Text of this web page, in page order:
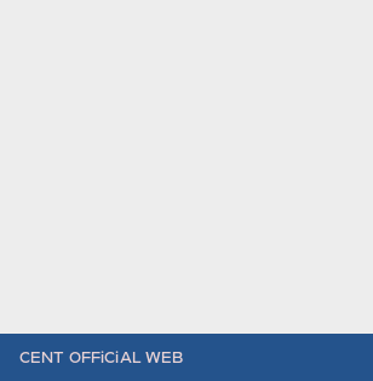
CENT OFFiCiAL WEB